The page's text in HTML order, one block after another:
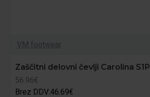
VM footwear
Zaščitni delovni čevlji Carolina S1P
56.96€
Brez DDV:46.69€